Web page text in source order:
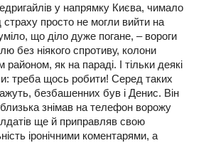
у напрямку Києва, чимало
страху просто не могли вийти на
що діло дуже погане, – вороги
без ніякого спротиву, колони
як на параді. І тільки деякі
треба щось робити! Серед таких
безбашенних був і Денис. Він
знімав на телефон ворожу
ще й приправляв свою
іронічними коментарями, а